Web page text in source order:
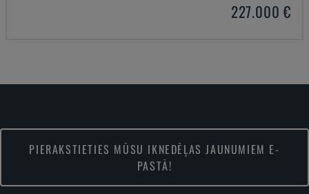
227.000 €
PIERAKSTIETIES MŪSU IKNEDĒĻAS JAUNUMIEM E-
PASTĀ!